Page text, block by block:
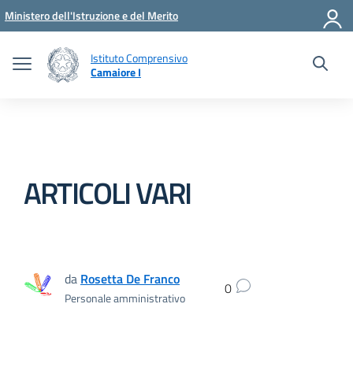
Vai ai contenuti
Vai al menu di navigazione
Vai al footer
Ministero dell'Istruzione e del Merito
Istituto Comprensivo
Camaiore I
ARTICOLI VARI
da Rosetta De Franco
Personale amministrativo 0